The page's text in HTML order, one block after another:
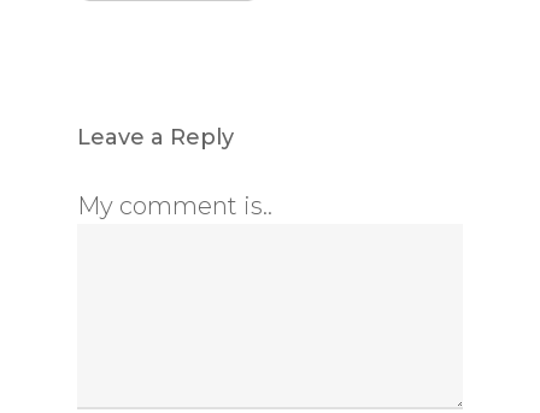
Leave a Reply
My comment is..